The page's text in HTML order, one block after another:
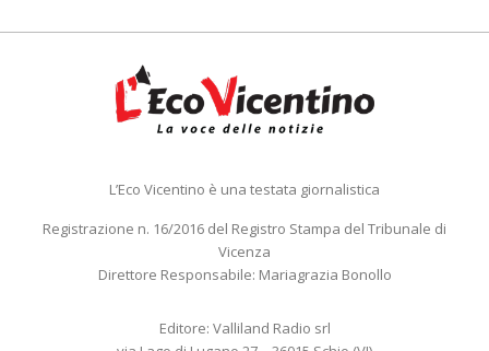
L’Eco Vicentino è una testata giornalistica
Registrazione n. 16/2016 del Registro Stampa del Tribunale di
Vicenza
Direttore Responsabile: Mariagrazia Bonollo
Editore: Valliland Radio srl